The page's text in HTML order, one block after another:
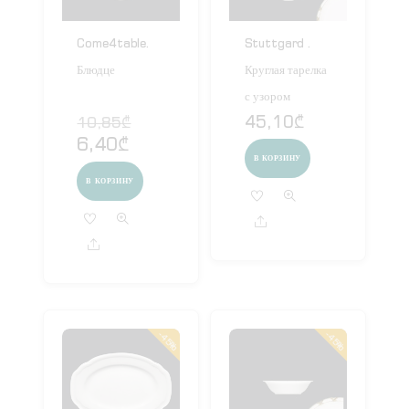
Come4table.
Блюдце
10,85₾
Первоначальная
составляла
10,85₾.
6,40₾
цена:
6,40₾.
В КОРЗИНУ
Share
Stuttgard .
Круглая тарелка
с узором
45,10₾
В КОРЗИНУ
Share
-45% -45%